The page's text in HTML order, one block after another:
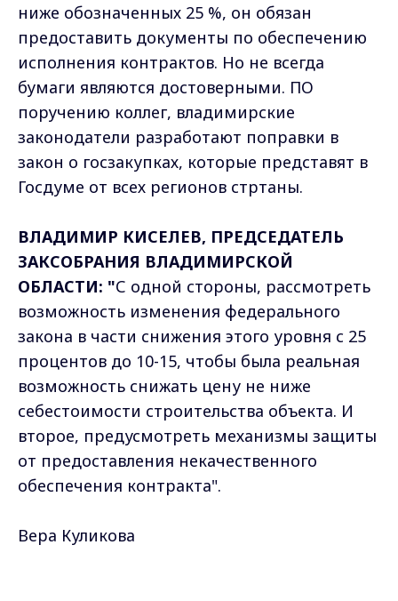
ниже обозначенных 25 %, он обязан
предоставить документы по обеспечению
исполнения контрактов. Но не всегда
бумаги являются достоверными. ПО
поручению коллег, владимирские
законодатели разработают поправки в
закон о госзакупках, которые представят в
Госдуме от всех регионов стртаны.
ВЛАДИМИР КИСЕЛЕВ, ПРЕДСЕДАТЕЛЬ
ЗАКСОБРАНИЯ ВЛАДИМИРСКОЙ
ОБЛАСТИ: "С одной стороны, рассмотреть
возможность изменения федерального
закона в части снижения этого уровня с 25
процентов до 10-15, чтобы была реальная
возможность снижать цену не ниже
себестоимости строительства объекта. И
второе, предусмотреть механизмы защиты
от предоставления некачественного
обеспечения контракта".
Вера Куликова